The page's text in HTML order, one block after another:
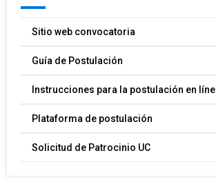
Sitio web convocatoria
Guía de Postulación
Instrucciones para la postulación en
Plataforma de postulación
Solicitud de Patrocinio UC